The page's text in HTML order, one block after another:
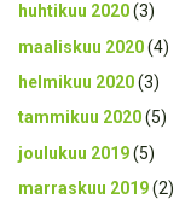
huhtikuu 2020(3)
maaliskuu 2020(4)
helmikuu 2020(3)
tammikuu 2020(5)
joulukuu 2019(5)
marraskuu 2019(2)